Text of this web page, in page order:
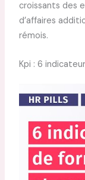
croissants des
d’affaires
rémois.
Kpi : 6